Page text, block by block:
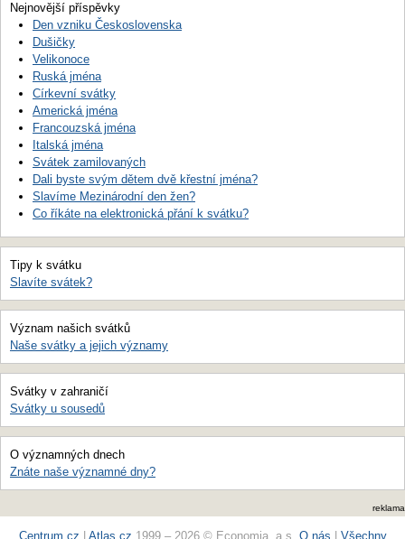
Nejnovější příspěvky
Den vzniku Československa
Dušičky
Velikonoce
Ruská jména
Církevní svátky
Americká jména
Francouzská jména
Italská jména
Svátek zamilovaných
Dali byste svým dětem dvě křestní jména?
Slavíme Mezinárodní den žen?
Co říkáte na elektronická přání k svátku?
Tipy k svátku
Slavíte svátek?
Význam našich svátků
Naše svátky a jejich významy
Svátky v zahraničí
Svátky u sousedů
O významných dnech
Znáte naše významné dny?
reklama
Centrum.cz Atlas.cz 1999 – 2026 © Economia, a.s. O nás Všechny